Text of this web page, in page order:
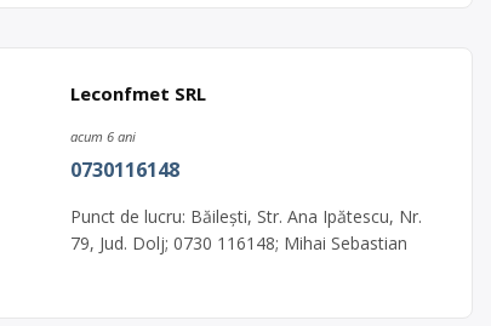
Leconfmet SRL
acum 6 ani
0730116148
Punct de lucru: Băilești, Str. Ana Ipătescu, Nr.
79, Jud. Dolj; 0730 116148; Mihai Sebastian